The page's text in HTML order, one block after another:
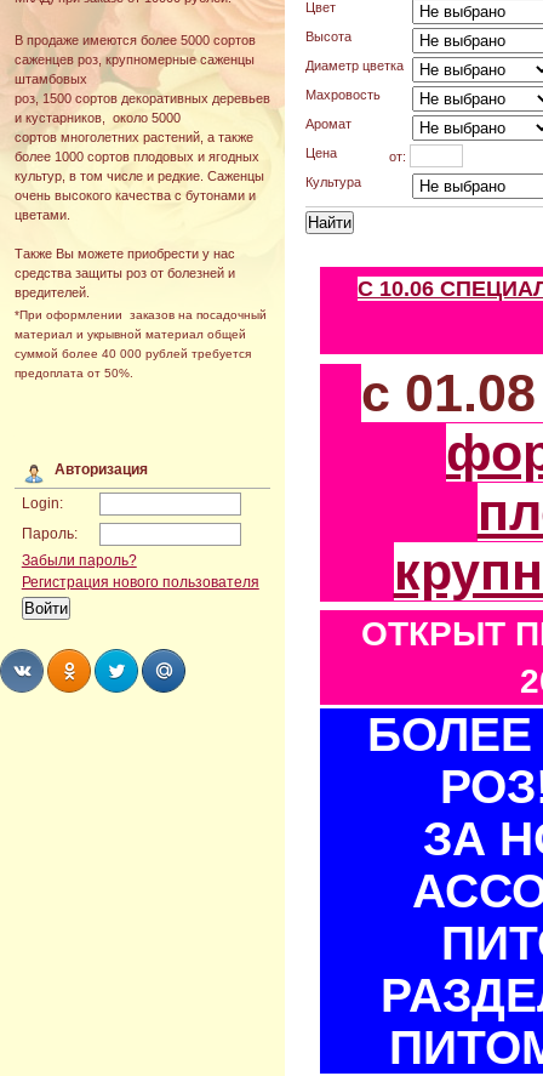
В продаже имеются более 5000 сортов
саженцев роз, крупномерные саженцы
штамбовых
роз, 1500 сортов декоративных деревьев
и кустарников, около 5000
сортов многолетних растений, а также
более 1000 сортов плодовых и ягодных
культур, в том числе и редкие. Саженцы
очень высокого качества с бутонами и
цветами.
Также Вы можете приобрести у нас
средства защиты роз от болезней и
вредителей.
*При оформлении заказов на посадочный
материал и укрывной материал общей
суммой более 40 000 рублей требуется
предоплата от 50%.
Авторизация
Login:
Пароль:
Забыли пароль?
Регистрация нового пользователя
Цвет
Высота
Диаметр цветка
Махровость
Аромат
Цена
от:
Культура
С 10.06
с
ОТКРЫТ
БОЛЕЕ
ЗА